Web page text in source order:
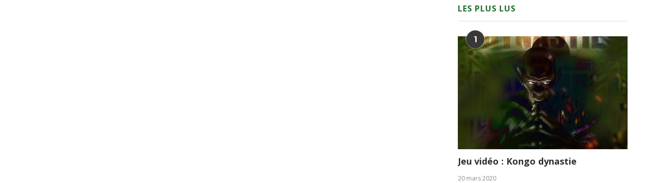
LES PLUS LUS
1
Jeu vidéo : Kongo dynastie
20 mars 2020